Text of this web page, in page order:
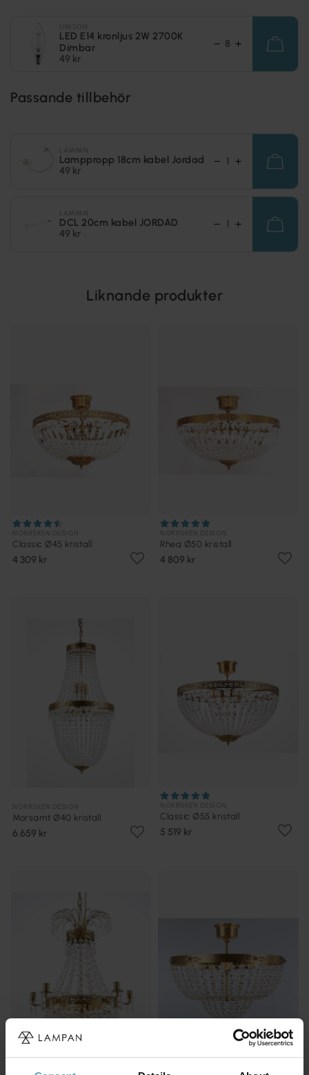
LED E14 kronljus 2W 2700K
Dimbar
49 kr
Passande tillbehör
Lamppropp 18cm kabel Jordad
49 kr
DCL 20cm kabel JORDAD
49 kr
Liknande produkter
Classic Ø45 kristall
4 309 kr
Rhea Ø50 kristall
4 809 kr
Morsamt Ø40 kristall
6 659 kr
Classic Ø55 kristall
5 519 kr